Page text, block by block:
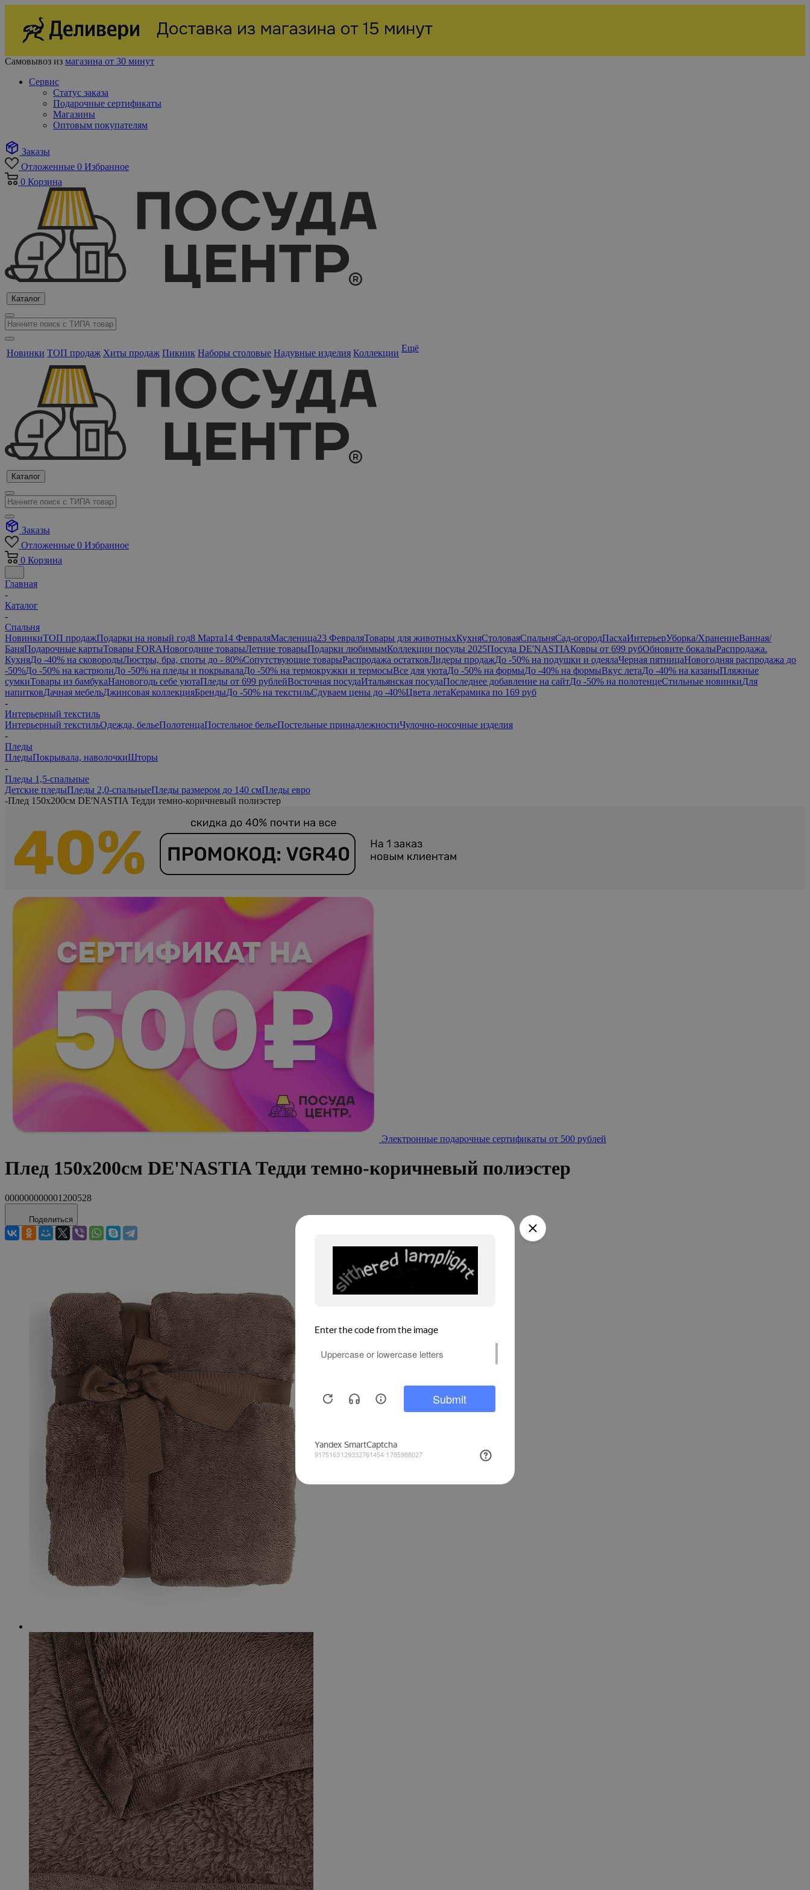
Самовывоз из магазина от 30 минут
Сервис
Статус заказа
Подарочные сертификаты
Магазины
Оптовым покупателям
Заказы
Отложенные 0 Избранное
0 Корзина
Каталог
Новинки ТОП продаж Хиты продаж Пикник Наборы столовые Надувные изделия Коллекции Ещё
Каталог
Заказы
Отложенные 0 Избранное
0 Корзина
Главная
-
Каталог
-
Спальня
НовинкиТОП продажПодарки на новый год8 Марта14 ФевраляМасленица23 ФевраляТовары для животныхКухняСтоловаяСпальняСад-огородПасхаИнтерьерУборка/ХранениеВанная/
БаняПодарочные картыТовары FORAНовогодние товарыЛетние товарыПодарки любимымКоллекции посуды 2025Посуда DE'NASTIAКовры от 699 рубОбновите бокалыРаспродажа.
КухняДо -40% на сковородыЛюстры, бра, споты до - 80%Сопутствующие товарыРаспродажа остатковЛидеры продажДо -50% на подушки и одеялаЧерная пятницаНовогодняя распродажа до
-50%До -50% на кастрюлиДо -50% на пледы и покрывалаДо -50% на термокружки и термосыВсе для уютаДо -50% на формыДо -40% на формыВкус летаДо -40% на казаныПляжные
сумкиТовары из бамбукаНановогодь себе уютаПледы от 699 рублейВосточная посудаИтальянская посудаПоследнее добавление на сайтДо -50% на полотенцеСтильные новинкиДля
напитковДачная мебельДжинсовая коллекцияБрендыДо -50% на текстильСдуваем цены до -40%Цвета летаКерамика по 169 руб
-
Интерьерный текстиль
Интерьерный текстильОдежда, бельеПолотенцаПостельное бельеПостельные принадлежностиЧулочно-носочные изделия
-
Пледы
ПледыПокрывала, наволочкиШторы
-
Пледы 1,5-спальные
Детские пледыПледы 2,0-спальныеПледы размером до 140 смПледы евро
-Плед 150x200см DE'NASTIA Тедди темно-коричневый полиэстер
Электронные подарочные сертификаты от 500 рублей
Плед 150x200см DE'NASTIA Тедди темно-коричневый полиэстер
000000000001200528
Поделиться